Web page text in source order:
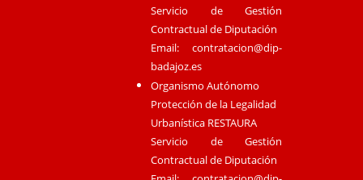
Servicio de Gestión
Contractual de Diputación
Email:contratacion@dip-
badajoz.es
Organismo Autónomo
Protección de la Legalidad
Urbanística RESTAURA
Servicio de Gestión
Contractual de Diputación